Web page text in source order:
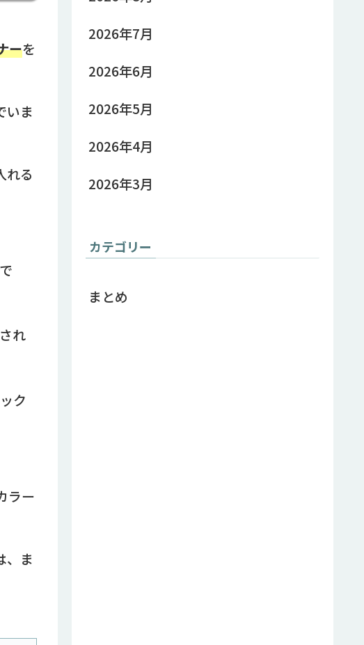
ーを
いま
れる
れ
ク
ラー
、ま
2026年7月
2026年6月
2026年5月
2026年4月
2026年3月
カテゴリー
まとめ